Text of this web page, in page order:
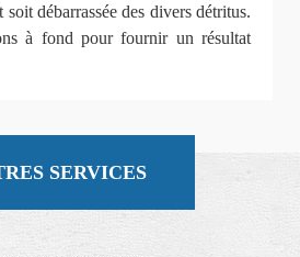
soit débarrassée des divers détritus.
à fond pour fournir un résultat
SERVICES